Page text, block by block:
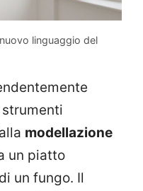
linguaggio del
modellazione
un piatto
un fungo. Il